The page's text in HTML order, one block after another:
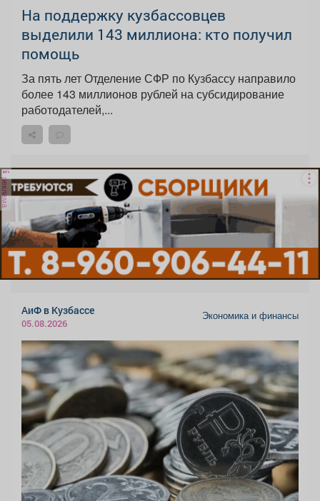
На поддержку кузбассовцев
выделили 143 миллиона: кто получил
помощь
За пять лет Отделение СФР по Кузбассу направило
более 143 миллионов рублей на субсидирование
работодателей,...
реклама
АиФ в Кузбассе
05.08.2026
Экономика и финансы